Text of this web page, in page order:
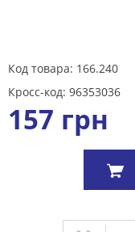
Код товара: 166.240
Кросс-код: 96353036
157 грн